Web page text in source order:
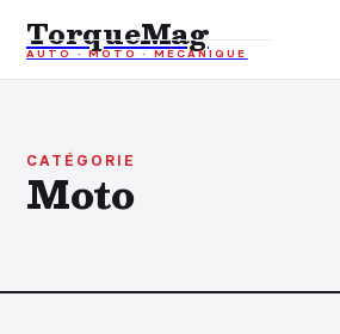
TorqueMag
AUTO · MOTO · MÉCANIQUE
Auto
Mécanique
CATÉGORIE
Moto